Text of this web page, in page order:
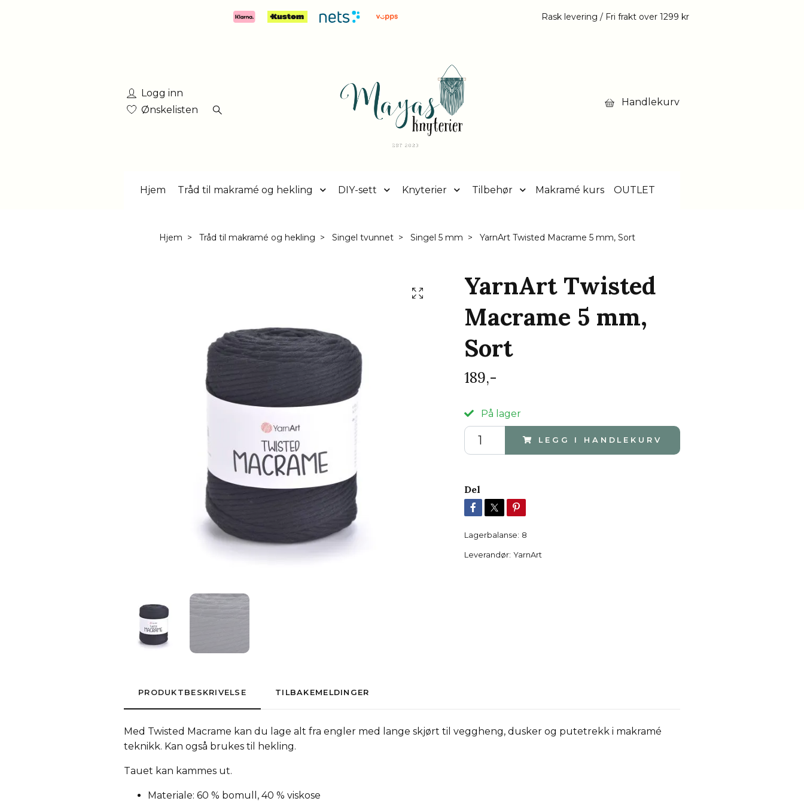
Rask levering / Fri frakt over 1299 kr
Logg inn
Ønskelisten
Handlekurv
Hjem Tråd til makramé og hekling DIY-sett Knyterier Tilbehør Makramé kurs OUTLET
Hjem Tråd til makramé og hekling Singel tvunnet Singel 5 mm YarnArt Twisted Macrame 5 mm, Sort
YarnArt Twisted
Macrame 5 mm,
Sort
189,-
På lager
LEGG I HANDLEKURV
Del
Lagerbalanse: 8
Leverandør: YarnArt
PRODUKTBESKRIVELSE TILBAKEMELDINGER
Med Twisted Macrame kan du lage alt fra engler med lange skjørt til veggheng, dusker og putetrekk i makramé
teknikk. Kan også brukes til hekling.
Tauet kan kammes ut.
Materiale: 60 % bomull, 40 % viskose